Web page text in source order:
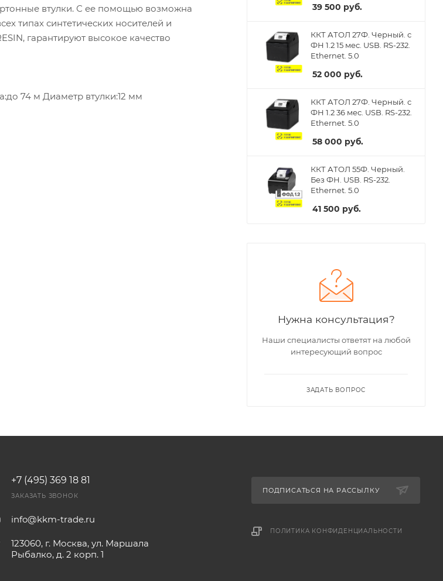
втулки. С ее помощью возможна
типах синтетических носителей и
гарантируют высокое качество
74 м Диаметр втулки:12 мм
39 500 руб.
ККТ АТОЛ 27Ф. Черный. с
ФН 1.2 15 мес. USB. RS-232.
Ethernet. 5.0
52 000 руб.
ККТ АТОЛ 27Ф. Черный. с
ФН 1.2 36 мес. USB. RS-232.
Ethernet. 5.0
58 000 руб.
ККТ АТОЛ 55Ф. Черный.
Без ФН. USB. RS-232.
Ethernet. 5.0
41 500 руб.
Нужна консультация?
Наши специалисты ответят на любой
интересующий вопрос
ЗАДАТЬ ВОПРОС
+7 (495) 369 18 81
ЗАКАЗАТЬ ЗВОНОК
info@kkm-trade.ru
123060, г. Москва, ул. Маршала
Рыбалко, д. 2 корп. 1
ПОДПИСАТЬСЯ НА РАССЫЛКУ
ПОЛИТИКА КОНФИДЕНЦИАЛЬНОСТИ